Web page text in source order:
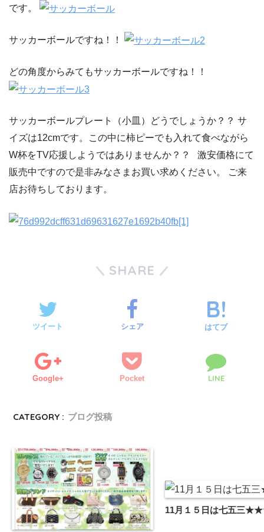
です。
サッカーボールですね！！
どの角度からみてもサッカーボールですね！！
サッカーボールプレート（小皿）どうでしょうか？？ サ
イズは12cmです。この中に柿ピーでも入れて食べながら
W杯をTV応援しようではありませんか？？ 激安価格にて
販売中ですので是非みなさまお買い求めください。 ご来
店お待ちしております。
SHARE
ツイート シェア はてブ
Google+ Pocket LINE
CATEGORY : ブログ投稿
11月１５日は七五三